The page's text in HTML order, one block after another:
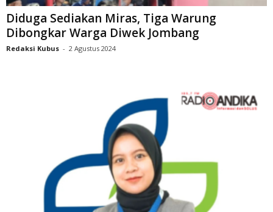
Diduga Sediakan Miras, Tiga Warung
Dibongkar Warga Diwek Jombang
Redaksi Kubus - 2 Agustus 2024